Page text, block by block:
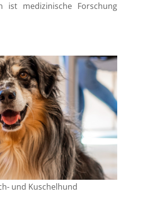
medizinische Forschung
und Kuschelhund